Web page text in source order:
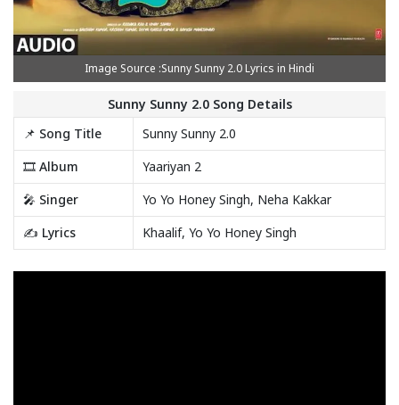
Image Source :Sunny Sunny 2.0 Lyrics in Hindi
Sunny Sunny 2.0 Song Details
📌 Song Title
Sunny Sunny 2.0
🎞️ Album
Yaariyan 2
🎤 Singer
Yo Yo Honey Singh, Neha Kakkar
✍️ Lyrics
Khaalif, Yo Yo Honey Singh